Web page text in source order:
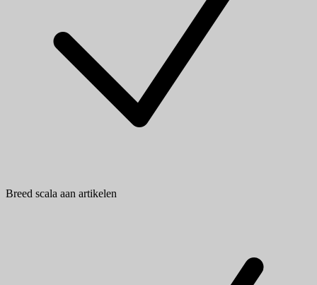
Breed scala aan artikelen